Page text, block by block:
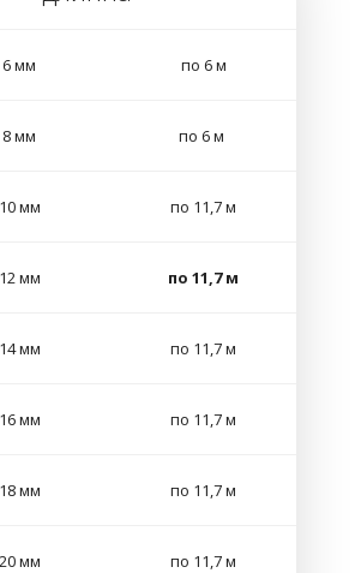
мм по 6 м
мм по 6 м
мм по 11,7 м
мм по 11,7 м
мм по 11,7 м
мм по 11,7 м
мм по 11,7 м
мм по 11,7 м